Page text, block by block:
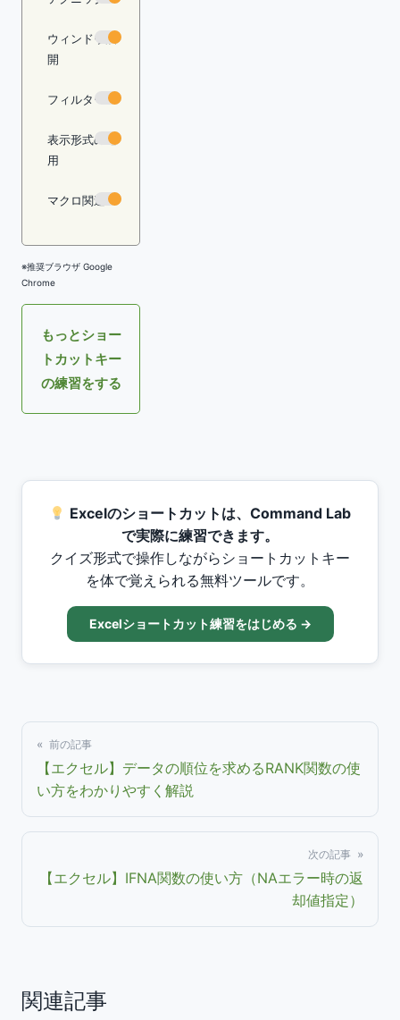
ウィンドウ展
開
フィルター
表示形式の適
用
マクロ関連
※推奨ブラウザ Google
Chrome
もっとショー
トカットキー
の練習をする
Excelのショートカットは、Command Lab
で実際に練習できます。
クイズ形式で操作しながらショートカットキー
を体で覚えられる無料ツールです。
Excelショートカット練習をはじめる →
« 前の記事
【エクセル】データの順位を求めるRANK関数の使
い方をわかりやすく解説
次の記事 »
【エクセル】IFNA関数の使い方（NAエラー時の返
却値指定）
関連記事